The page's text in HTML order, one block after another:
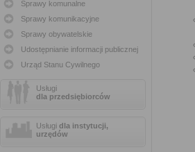
Sprawy komunalne
Sprawy komunikacyjne
Sprawy obywatelskie
Udostępnianie informacji publicznej
Urząd Stanu Cywilnego
Usługi
dla przedsiębiorców
Usługi dla instytucji,
urzędów